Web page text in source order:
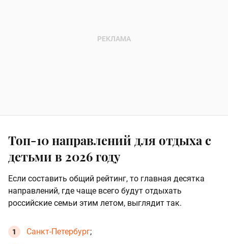
Топ-10 направлений для отдыха с
детьми в 2026 году
Если составить общий рейтинг, то главная десятка
направлений, где чаще всего будут отдыхать
российские семьи этим летом, выглядит так.
Санкт-Петербург;